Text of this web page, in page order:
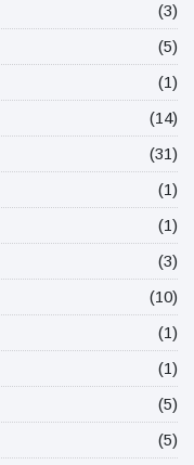
(3)
(5)
(1)
(14)
(31)
(1)
(1)
(3)
(10)
(1)
(1)
(5)
(5)